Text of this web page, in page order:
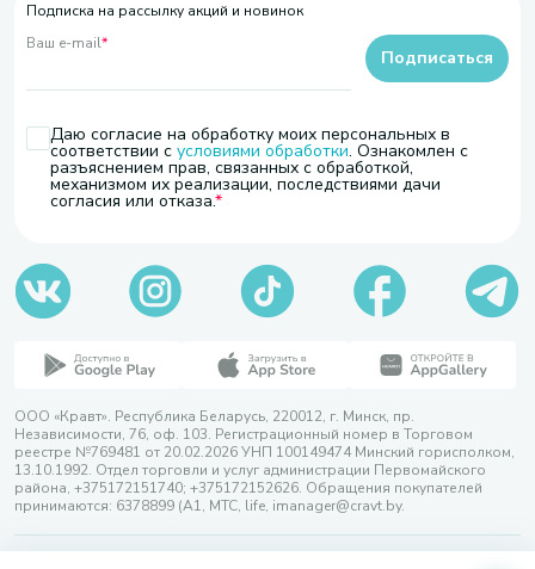
Подписка на рассылку акций и новинок
Ваш e-mail*
Даю согласие на обработку моих персональных в
соответствии с условиями обработки. Ознакомлен с
разъяснением прав, связанных с обработкой,
механизмом их реализации, последствиями дачи
согласия или отказа.
Подписаться
ООО «Кравт». Республика Беларусь, 220012, г. Минск, пр.
Независимости, 76, оф. 103. Регистрационный номер в Торговом
реестре №769481 от 20.02.2026 УНП 100149474 Минский горисполком,
13.10.1992. Отдел торговли и услуг администрации Первомайского
района, +375172151740; +375172152626. Обращения покупателей
принимаются: 6378899 (А1, МТС, life, imanager@cravt.by.